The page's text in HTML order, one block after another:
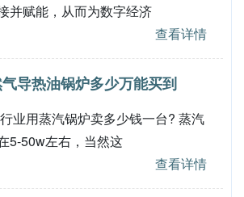
并赋能，从而为数字经济
查看详情
导热油锅炉多少万能买到
业用蒸汽锅炉卖多少钱一台? 蒸汽
5-50w左右，当然这
查看详情